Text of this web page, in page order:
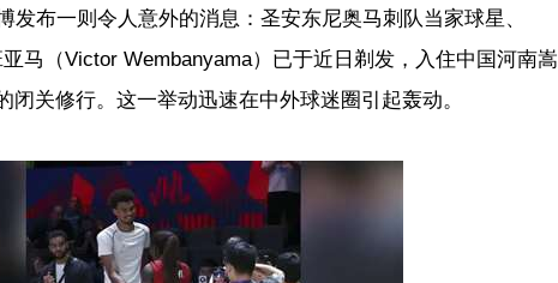
发布一则令人意外的消息：圣安东尼奥马刺队当家球星、
马（Victor Wembanyama）已于近日剃发，入住中国河南嵩
闭关修行。这一举动迅速在中外球迷圈引起轰动。